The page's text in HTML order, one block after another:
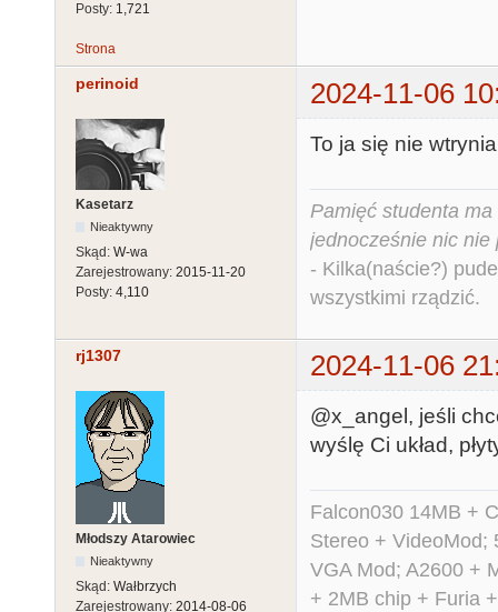
Posty: 1,721
Strona
perinoid 2024-11-06
Kasetarz
Nieaktywny
Skąd: W-wa
Zarejestrowany: 2015-11-20
Posty: 4,110
To ja się nie
Pamięć studenta
jednocześnie nic nie
- Kilka(naście?)
wszystkimi rządzić.
rj1307 2024-11-06
Młodszy Atarowiec
Nieaktywny
Skąd: Wałbrzych
Zarejestrowany: 2014-08-06
@x_angel, jeśli
wyślę Ci układ,
Falcon030 14MB +
Stereo + VideoMod;
VGA Mod; A2600 +
+ 2MB chip + Furia